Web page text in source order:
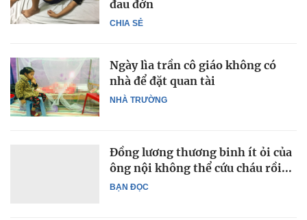
CHIA SẺ
đau đớn
NHÀ TRƯỜNG
Ngày lìa trần cô giáo không có
nhà để đặt quan tài
BẠN ĐỌC
Đồng lương thương binh ít ỏi của
ông nội không thể cứu cháu rồi...